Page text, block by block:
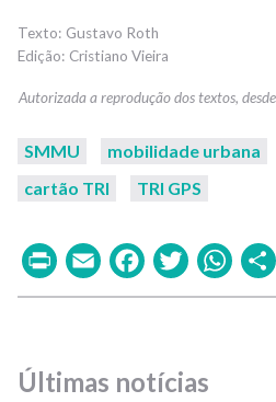
Gustavo Roth
Cristiano Vieira
SMMU mobilidade urbana
cartão TRI
TRI GPS
PrintEmail
Últimas notícias